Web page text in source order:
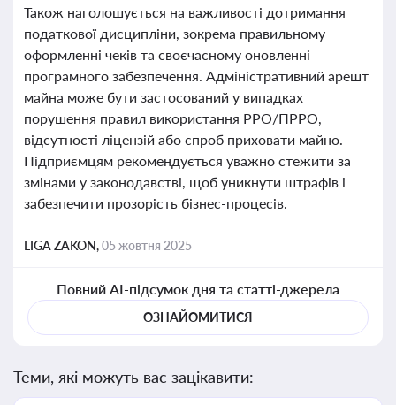
Також наголошується на важливості дотримання
податкової дисципліни, зокрема правильному
оформленні чеків та своєчасному оновленні
програмного забезпечення. Адміністративний арешт
майна може бути застосований у випадках
порушення правил використання РРО/ПРРО,
відсутності ліцензій або спроб приховати майно.
Підприємцям рекомендується уважно стежити за
змінами у законодавстві, щоб уникнути штрафів і
забезпечити прозорість бізнес-процесів.
LIGA ZAKON,05 жовтня 2025
Повний AI-підсумок дня та статті-джерела
ОЗНАЙОМИТИСЯ
Теми, які можуть вас зацікавити: